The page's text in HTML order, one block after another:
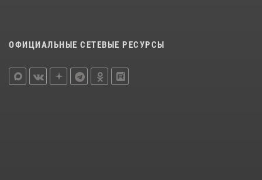
ОФИЦИАЛЬНЫЕ СЕТЕВЫЕ РЕСУРСЫ